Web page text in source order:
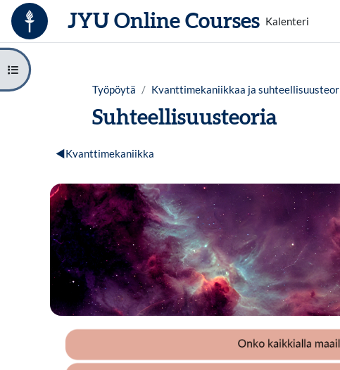
Siirry pääsisältöön
JYU Online Courses Kalenteri
Avaa kurssisisältö
Työpöytä
Kvanttimekaniikkaa ja
Suhteellisuusteoria
Osion ääriviiva
◀︎Kvanttimekaniikka
Onko kaikkialla maailmankaikkeudessa sama nykyhetki?